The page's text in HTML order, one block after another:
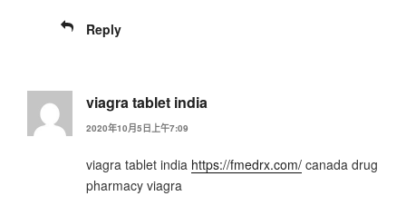
Reply
viagra tablet india
2020年10月5日上午7:09
viagra tablet india https://fmedrx.com/ canada drug
pharmacy viagra